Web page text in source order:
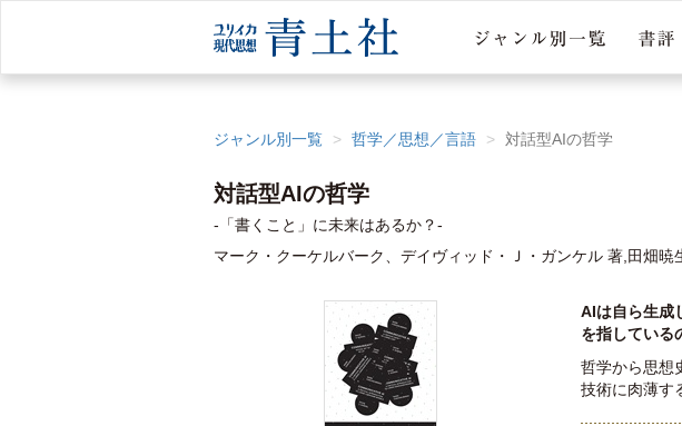
ジャンル別一覧 哲学／思想／言語 対話型AIの哲学
対話型AIの哲学
-「書くこと」に未来はあるか？-
マーク・クーケルバーク、デイヴィッド・Ｊ・ガンケル 著,田畑暁
AIは自ら生成
を指している
哲学から思想
技術に肉薄す